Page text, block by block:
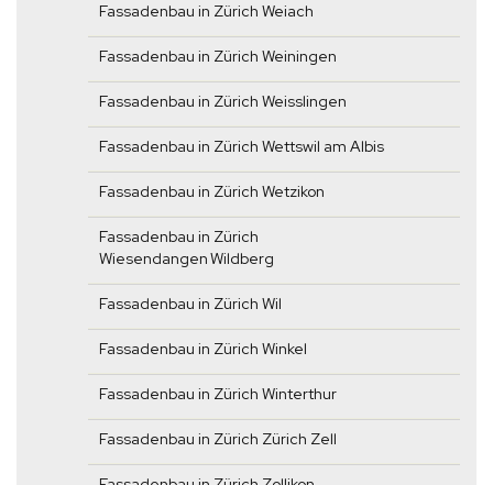
Fassadenbau in Zürich Weiach
Fassadenbau in Zürich Weiningen
Fassadenbau in Zürich Weisslingen
Fassadenbau in Zürich Wettswil am Albis
Fassadenbau in Zürich Wetzikon
Fassadenbau in Zürich
Wiesendangen Wildberg
Fassadenbau in Zürich Wil
Fassadenbau in Zürich Winkel
Fassadenbau in Zürich Winterthur
Fassadenbau in Zürich Zürich Zell